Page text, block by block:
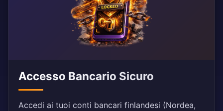
Accesso Bancario Sicuro
Accedi ai tuoi conti bancari finlandesi (Nordea,